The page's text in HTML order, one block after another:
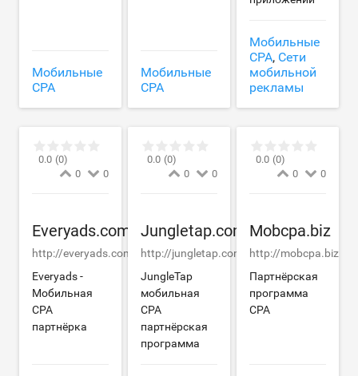
Мобильные
CPA
Мобильные
CPA
Мобильные
CPA, Сети
мобильной
рекламы
0.0 (0)
0
0
Everyads.com
http://everyads.com
Everyads -
Мобильная
CPA
партнёрка
0.0 (0)
0
0
Jungletap.com
http://jungletap.com
JungleTap
мобильная
CPA
партнёрская
программа
0.0 (0)
0
0
Mobcpa.biz
http://mobcpa.biz
Партнёрская
программа
CPA